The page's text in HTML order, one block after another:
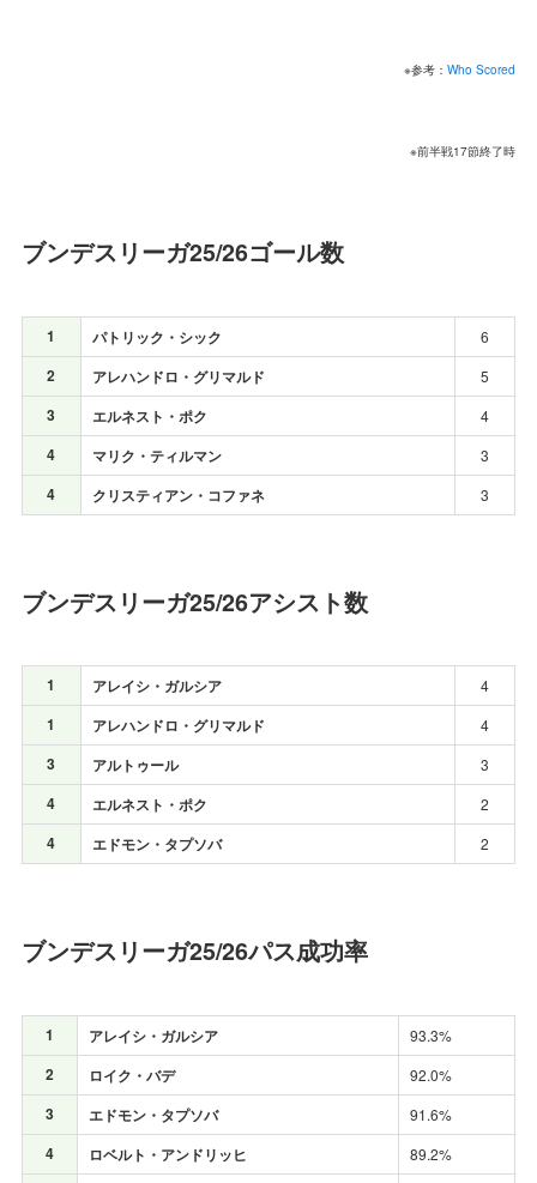
※参考：Who Scored
※前半戦17節終了時
ブンデスリーガ25/26ゴール数
1 パトリック・シック 6
2 アレハンドロ・グリマルド 5
3 エルネスト・ポク 4
4 マリク・ティルマン 3
4 クリスティアン・コファネ 3
ブンデスリーガ25/26アシスト数
1 アレイシ・ガルシア 4
1 アレハンドロ・グリマルド 4
3 アルトゥール 3
4 エルネスト・ポク 2
4 エドモン・タプソバ 2
ブンデスリーガ25/26パス成功率
1 アレイシ・ガルシア 93.3%
2 ロイク・バデ 92.0%
3 エドモン・タプソバ 91.6%
4 ロベルト・アンドリッヒ 89.2%